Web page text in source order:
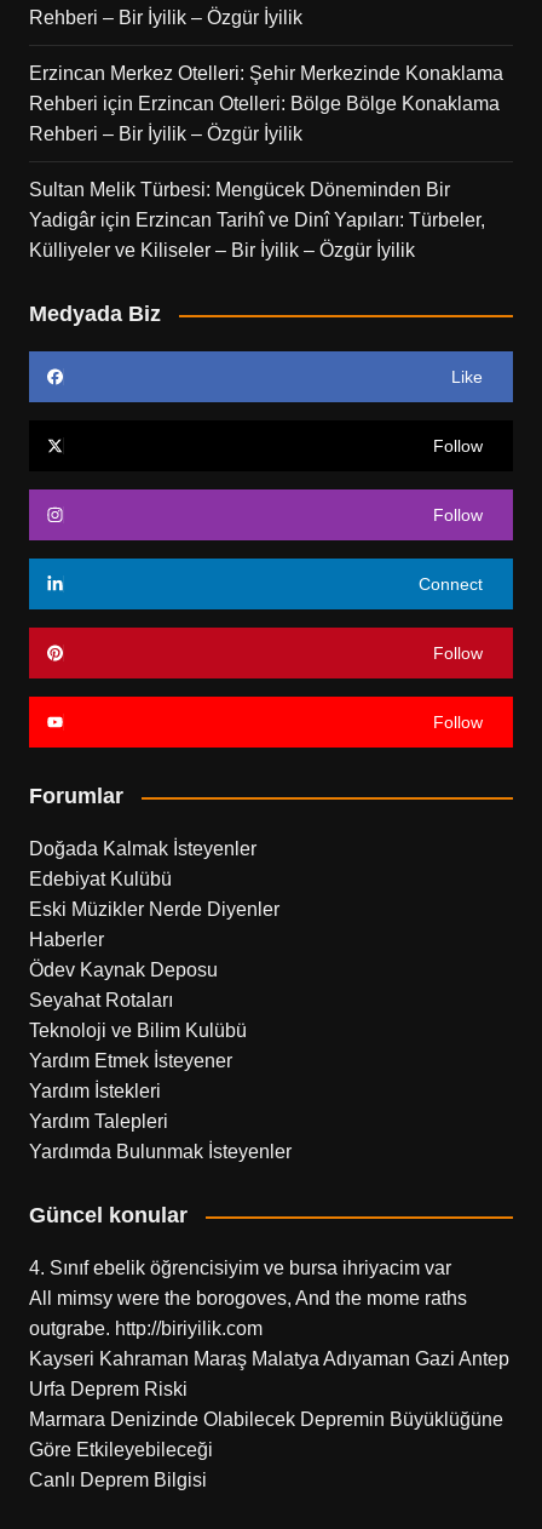
Rehberi – Bir İyilik – Özgür İyilik
Erzincan Merkez Otelleri: Şehir Merkezinde Konaklama
Rehberi için Erzincan Otelleri: Bölge Bölge Konaklama
Rehberi – Bir İyilik – Özgür İyilik
Sultan Melik Türbesi: Mengücek Döneminden Bir
Yadigâriçin Erzincan Tarihî ve Dinî Yapıları: Türbeler,
Külliyeler ve Kiliseler – Bir İyilik – Özgür İyilik
Medyada Biz
Like
Follow
Follow
Connect
Follow
Follow
Forumlar
Doğada Kalmak İsteyenler
Edebiyat Kulübü
Eski Müzikler Nerde Diyenler
Haberler
Ödev Kaynak Deposu
Seyahat Rotaları
Teknoloji ve Bilim Kulübü
Yardım Etmek İsteyener
Yardım İstekleri
Yardım Talepleri
Yardımda Bulunmak İsteyenler
Güncel konular
4. Sınıf ebelik öğrencisiyim ve bursa ihriyacim var
All mimsy were the borogoves, And the mome raths
outgrabe. http://biriyilik.com
Kayseri Kahraman Maraş Malatya Adıyaman Gazi Antep
Urfa Deprem Riski
Marmara Denizinde Olabilecek Depremin Büyüklüğüne
Göre Etkileyebileceği
Canlı Deprem Bilgisi